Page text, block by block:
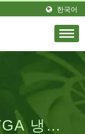
한국어
냉각